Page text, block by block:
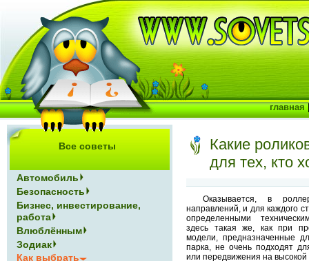
Какие
для тех, кто
Оказывается, в
направлений, и для каждого
определенными
здесь такая же, как при
модели, предназначенные
парка, не очень подходят
или передвижения на высокой
Все советы
Автомобиль
Безопасность
Бизнес, инвестирование,
работа
Влюблённым
Зодиак
Как выбрать
главная